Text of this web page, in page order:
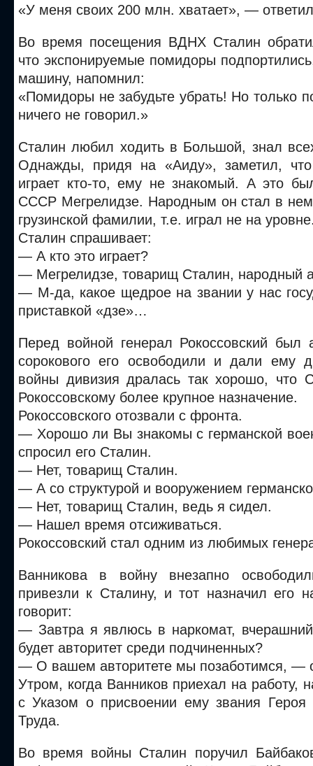
«У меня своих 200 млн. хватает», —
Во время посещения ВДНХ Сталин
что экспонируемые помидоры
машину, напомнил:
«Помидоры не забудьте убрать! Но только
ничего не говорил.»
Сталин любил ходить в Большой, знал
Однажды, придя на «Аиду», заметил, что
играет кто-то, ему не знакомый. А это
СССР Мегрелидзе. Народным он стал в
грузинской фамилии, т.е. играл не на
Сталин спрашивает:
— А кто это играет?
— Мегрелидзе, товарищ Сталин, народный
— М-да, какое щедрое на звании у нас
приставкой «дзе»…
Перед войной генерал Рокоссовский был
сорокового его освободили и дали ему
войны дивизия дралась так хорошо, что
Рокоссовскому более крупное назначение.
Рокоссовского отозвали с фронта.
— Хорошо ли Вы знакомы с германской
спросил его Сталин.
— Нет, товарищ Сталин.
— А со структурой и вооружением
— Нет, товарищ Сталин, ведь я сидел.
— Нашел время отсиживаться.
Рокоссовский стал одним из любимых
Ванникова в войну внезапно
привезли к Сталину, и тот назначил его
говорит:
— Завтра я явлюсь в наркомат,
будет авторитет среди подчиненных?
— О вашем авторитете мы позаботимся, —
Утром, когда Ванников приехал на работу,
с Указом о присвоении ему звания Героя
Труда.
Во время войны Сталин поручил